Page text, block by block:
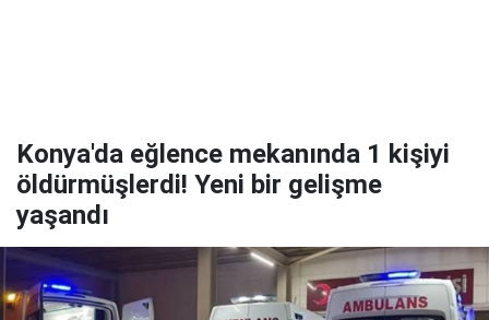
Konya'da eğlence mekanında 1 kişiyi
öldürmüşlerdi! Yeni bir gelişme
yaşandı